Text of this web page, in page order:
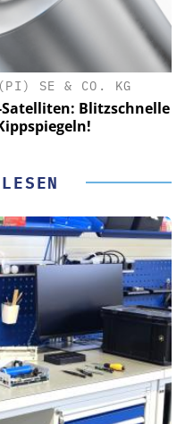
(PI) SE & CO. KG
Blitzschnelle